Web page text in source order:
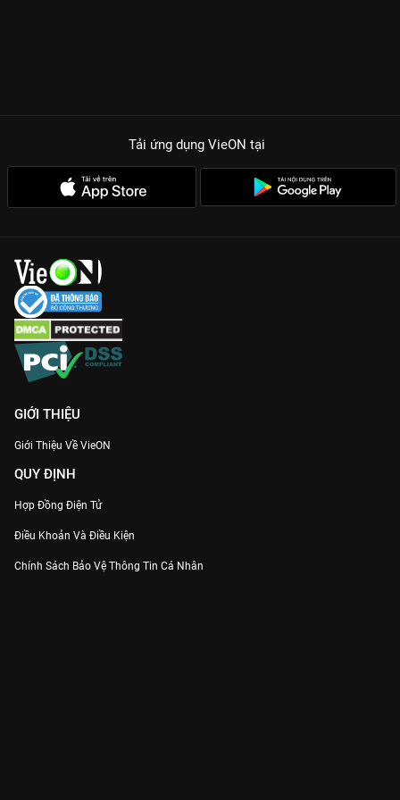
Tải ứng dụng VieON tại
GIỚI THIỆU
Giới Thiệu Về VieON
QUY ĐỊNH
Hợp Đồng Điện Tử
Điều Khoản Và Điều Kiện
Chính Sách Bảo Vệ Thông Tin Cá Nhân